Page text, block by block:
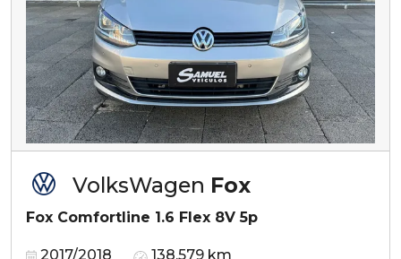
VolksWagen Fox
Fox Comfortline 1.6 Flex 8V 5p
2017/2018 138.579 km